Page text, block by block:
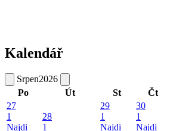
Kalendář
Srpen2026
Po
Út St Čt
27
1
Najdi
28
1
29
1
Najdi
30
1
Najdi